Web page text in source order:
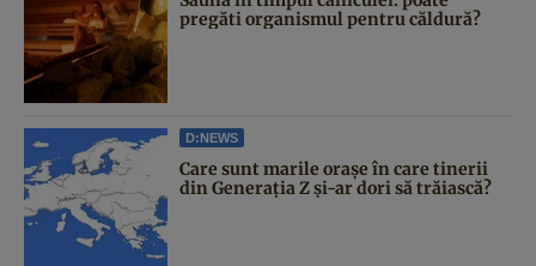
pregăti organismul pentru căldură?
D:NEWS
Care sunt marile orașe în care tinerii
din Generația Z și-ar dori să trăiască?